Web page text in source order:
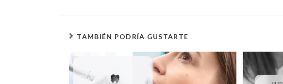
TAMBIÉN PODRÍA GUSTARTE